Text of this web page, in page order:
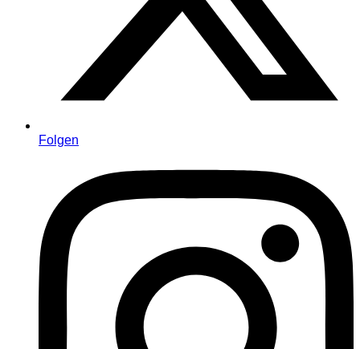
Folgen